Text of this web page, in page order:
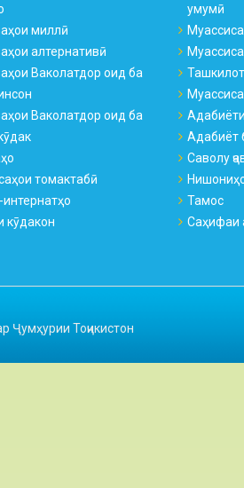
миллӣ
алтернативӣ
Ваколатдор оид ба
Ваколатдор оид ба
томактабӣ
кӯдакон
умумӣ
Адабиёт
Саволу
Тамос
Саҳифаи
Ҷумҳурии Тоҷикистон